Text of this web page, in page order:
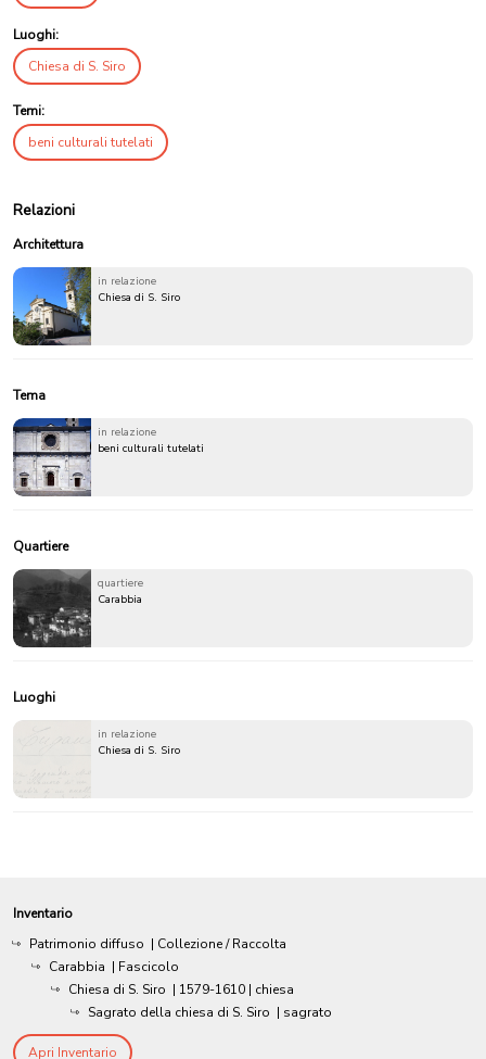
Luoghi:
Chiesa di S. Siro
Temi:
beni culturali tutelati
Relazioni
Architettura
in relazione
Chiesa di S. Siro
Tema
in relazione
beni culturali tutelati
Quartiere
quartiere
Carabbia
Luoghi
in relazione
Chiesa di S. Siro
Inventario
Patrimonio diffuso | Collezione / Raccolta
Carabbia | Fascicolo
Chiesa di S. Siro | 1579-1610 | chiesa
Sagrato della chiesa di S. Siro | sagrato
Apri Inventario